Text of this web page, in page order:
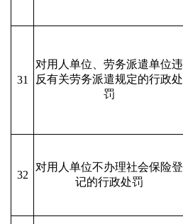
31
对用人单位、劳务派遣单位违
反有关劳务派遣规定的行政处
罚
32
对用人单位不办理社会保险登
记的行政处罚